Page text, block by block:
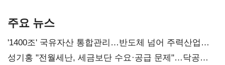
주요 뉴스
'1400조' 국유자산 통합관리…반도체 넘어 주력산업
구조혁신
성기홍 "전월세난, 세금보단 수요·공급 문제"…닥공